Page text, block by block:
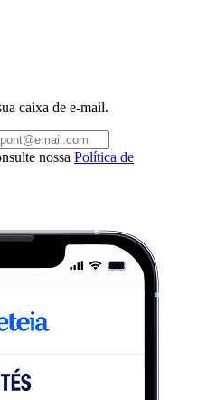
caixa de e-mail.
nossa Política de